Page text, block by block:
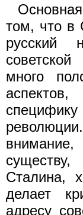
том, что в
русский
много
Сталина,
делает
адресу